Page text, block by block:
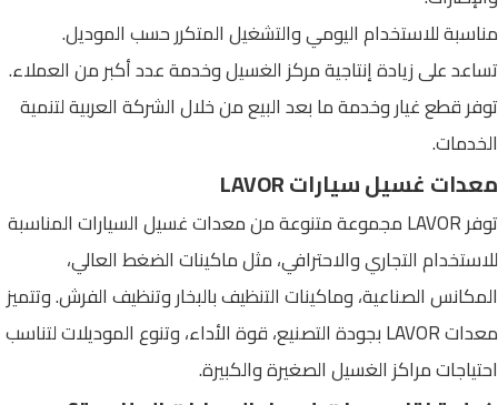
مناسبة للاستخدام اليومي والتشغيل المتكرر حسب الموديل.
تساعد على زيادة إنتاجية مركز الغسيل وخدمة عدد أكبر من العملاء.
توفر قطع غيار وخدمة ما بعد البيع من خلال الشركة العربية لتنمية
الخدمات.
معدات غسيل سيارات LAVOR
توفر LAVOR مجموعة متنوعة من معدات غسيل السيارات المناسبة
للاستخدام التجاري والاحترافي، مثل ماكينات الضغط العالي،
المكانس الصناعية، وماكينات التنظيف بالبخار وتنظيف الفرش. وتتميز
معدات LAVOR بجودة التصنيع، قوة الأداء، وتنوع الموديلات لتناسب
احتياجات مراكز الغسيل الصغيرة والكبيرة.